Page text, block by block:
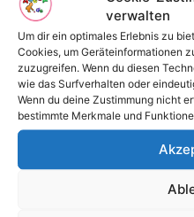
verwalten
Um dir ein optimales Erlebnis zu
Cookies, um Geräteinformationen
zuzugreifen. Wenn du diesen
wie das Surfverhalten oder
Wenn du deine Zustimmung nicht
bestimmte Merkmale und
POPULAR POSTS
ein
16. April